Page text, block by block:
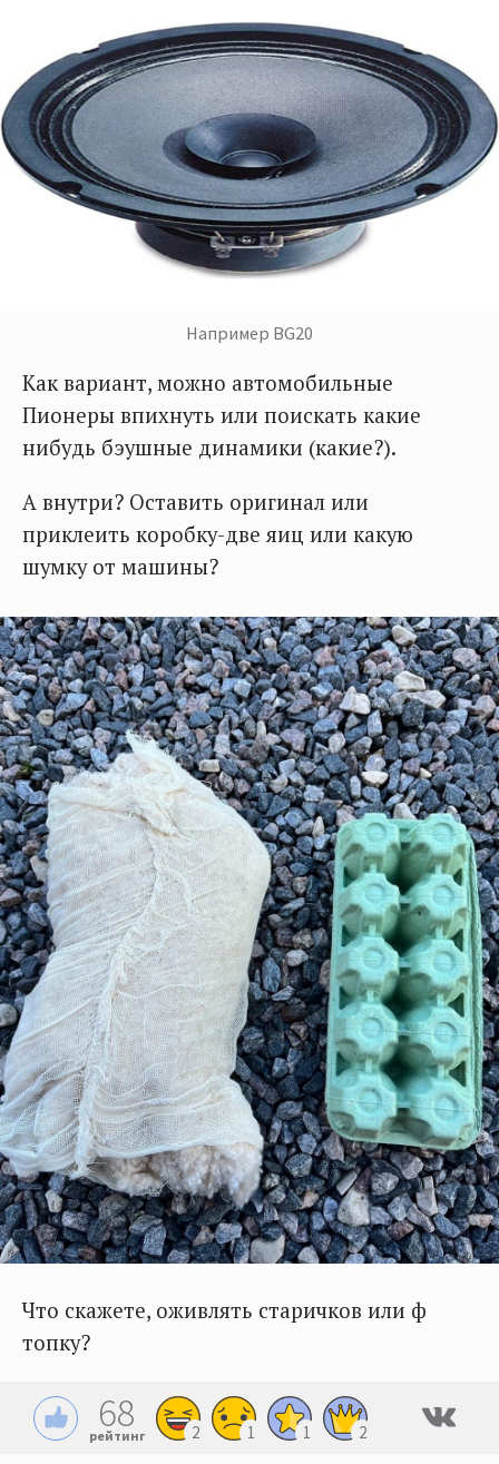
Например BG20
Как вариант, можно автомобильные
Пионеры впихнуть или поискать какие
нибудь бэушные динамики (какие?).
А внутри? Оставить оригинал или
приклеить коробку-две яиц или какую
шумку от машины?
Что скажете, оживлять старичков или ф
топку?
68
рейтинг 2 1 1 2